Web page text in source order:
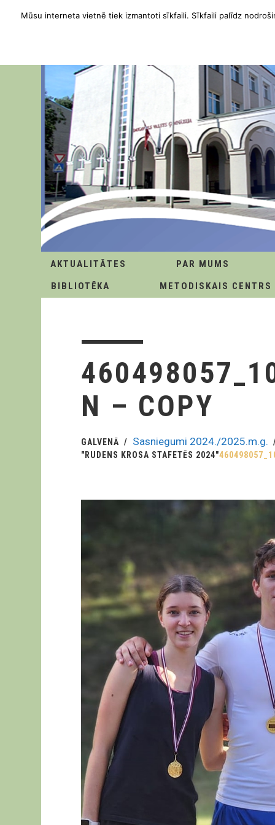
AKTUALITĀTES
PAR MUMS
BIBLIOTĒKA
METODISKAIS CENTRS
N – COPY
GALVENĀ Sasniegumi 2024./2025.m.g.
"RUDENS KROSA STAFETĒS 2024"
Mūsu interneta vietnē tiek izmantoti sīkfaili. Sīkfaili palīdz